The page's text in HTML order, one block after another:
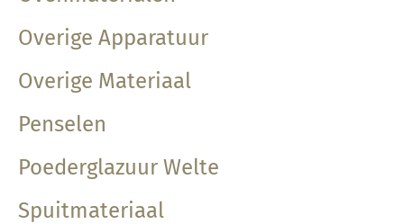
Overige Apparatuur
Overige Materiaal
Penselen
Poederglazuur Welte
Spuitmateriaal